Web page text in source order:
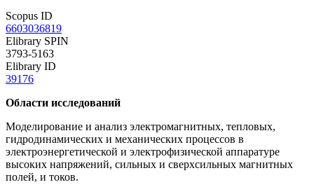
Scopus ID
6603036819
Elibrary SPIN
3793-5163
Elibrary ID
39176
Области исследований
Моделирование и анализ электромагнитных, тепловых,
гидродинамических и механических процессов в
электроэнергетической и электрофизической аппаратуре
высоких напряжений, сильных и сверхсильных магнитных
полей, и токов.